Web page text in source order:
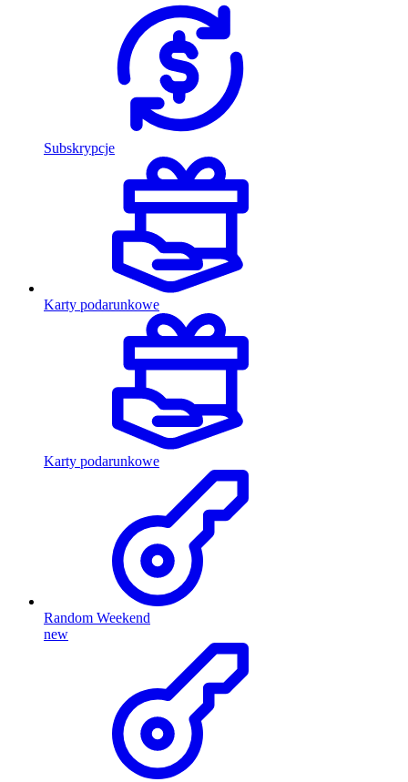
Subskrypcje
Karty podarunkowe
Karty podarunkowe
Random Weekend
new